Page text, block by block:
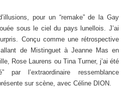
pour un “remake” de la Gay
sous le ciel du pays lunellois. J’ai
Conçu comme une rétrospective
de Mistinguet à Jeanne Mas en
Rose Laurens ou Tina Turner, j’ai été
par l’extraordinaire ressemblance
sur scène, avec Céline DION.